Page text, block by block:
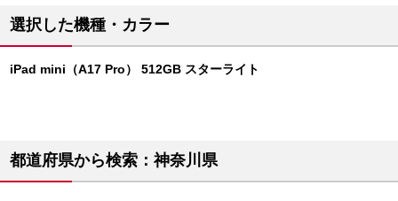
選択した機種・カラー
iPad mini（A17 Pro） 512GB スターライト
都道府県から検索：神奈川県